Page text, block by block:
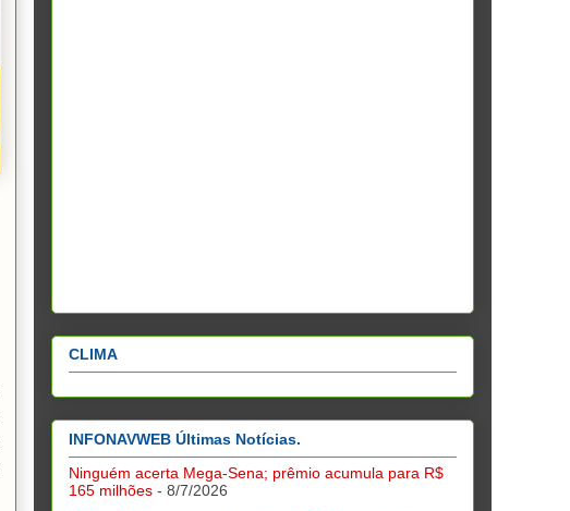
CLIMA
INFONAVWEB Últimas Notícias.
Ninguém acerta Mega-Sena; prêmio acumula para R$
165 milhões - 8/7/2026